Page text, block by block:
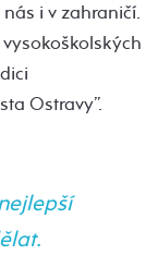
i v zahraničí.
Ostravy”.